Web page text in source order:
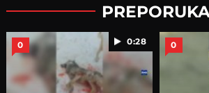
0:28
0 0